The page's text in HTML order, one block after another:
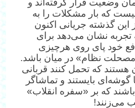
که بار مشکلات را به
این گذشته جریانی اکنون
تجربه نشان می‌دهد برای
خود پای روی هرچیزی
نظام» در میان باشد.
هستند که تحمل کنند قربانی
گوشه‌ای بایستند و تماشاگر
که بر «سفره انقلاب»
می‌زنند!